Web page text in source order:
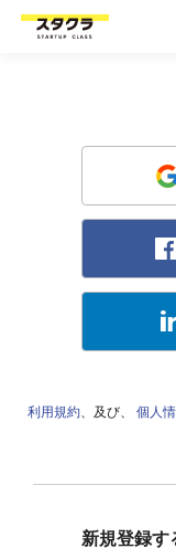
利用規約、及び、 個人
新規登録す